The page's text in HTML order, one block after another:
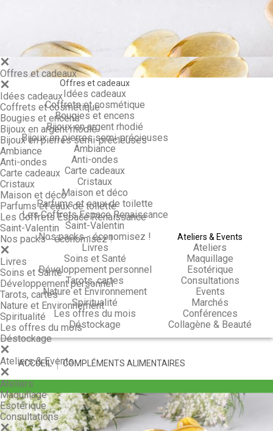
Offres et cadeaux
Idées cadeaux
Coffrets et cosmétique
Bougies et encens
Bijoux en argent rhodié
Bijoux en pierres semi-précieuses
Ambiance
Anti-ondes
Carte cadeaux
Cristaux
Maison et déco
Parfums et eaux de toilette
Les Coffrets Espace Renaissance
Saint-Valentin
Nos packs - économisez !
Livres
Soins et Santé
Développement personnel
Tarots, cartes
Nature et Environnement
Spiritualité
Les offres du mois
Déstockage
Ateliers & Events
Ateliers
Maquillage
Esotérique
Consultations
Offres et cadeaux
Idées cadeaux
Coffrets et cosmétique
Bougies et encens
Bijoux en argent rhodié
Bijoux en pierres semi-précieuses
Ambiance
Anti-ondes
Carte cadeaux
Cristaux
Maison et déco
Parfums et eaux de toilette
Les Coffrets Espace Renaissance
Saint-Valentin
Nos packs - économisez !
Livres
Soins et Santé
Développement personnel
Tarots, cartes
Nature et Environnement
Spiritualité
Les offres du mois
Déstockage
Ateliers & Events
Ateliers
Maquillage
Esotérique
Consultations
Events
Marchés
Conférences
Collagène & Beauté
ACCUEIL> COMPLÉMENTS ALIMENTAIRES